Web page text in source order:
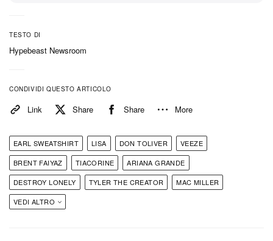
Il rap underground domina la lineup di
TESTO DI
Hypebeast Newsroom
CONDIVIDI QUESTO ARTICOLO
Link Share Share More
EARL SWEATSHIRT LISA DON TOLIVER
VEEZE
BRENT FAIYAZ
TIACORINE
ARIANA GRANDE
DESTROY LONELY
TYLER THE CREATOR
MAC MILLER
VEDI ALTRO